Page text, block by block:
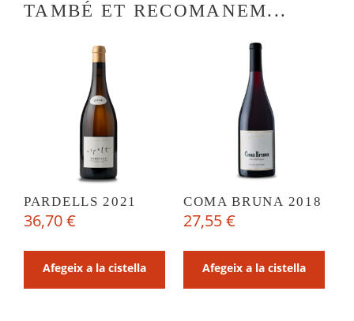
TAMBÉ ET RECOMANEM...
PARDELLS 2021
36,70€
Afegeix a la cistella
COMA BRUNA 2018
27,55€
Afegeix a la cistella